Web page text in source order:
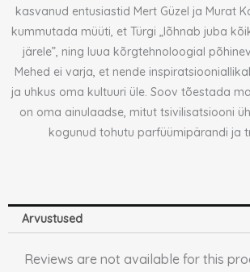
kasvanud entusiastid Mert Güzel ja Murat
kummutada müüti, et Türgi „lõhnab juba
järele”, ning luua kõrgtehnoloogial
Mehed ei varja, et nende
ja uhkus oma kultuuri üle. Soov tõestada
on oma ainulaadse, mitut tsivilisatsiooni
kogunud tohutu parfüümipärandi ja
Arvustused
Reviews are not available for this